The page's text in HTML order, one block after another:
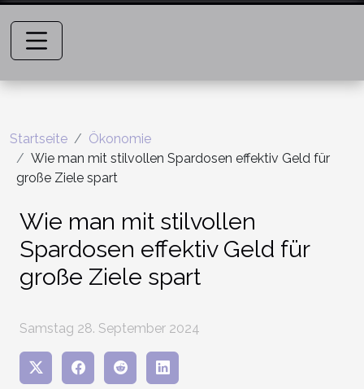
Startseite
Ökonomie
Wie man mit stilvollen Spardosen effektiv Geld für
große Ziele spart
Wie man mit stilvollen
Spardosen effektiv Geld für
große Ziele spart
Samstag 28. September 2024